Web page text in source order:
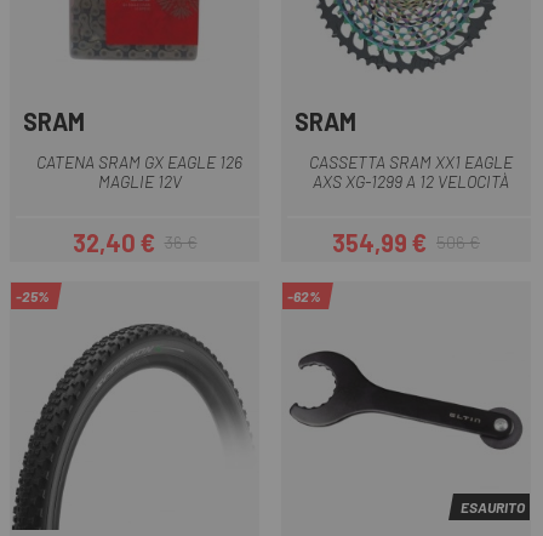
SRAM
CATENA SRAM GX EAGLE 126
MAGLIE 12V
Prezzo
32,40 €Prezzo base
36 €
SRAM
CASSETTA SRAM XX1 EAGLE
AXS XG-1299 A 12 VELOCITÀ
Prezzo
354,99 €Prezzo base
506 €
-25% -62%
ESAURITO